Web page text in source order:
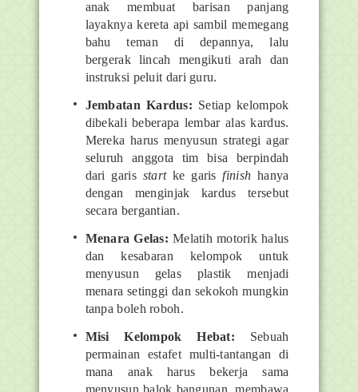
anak membuat barisan panjang
layaknya kereta api sambil memegang
bahu teman di depannya, lalu
bergerak lincah mengikuti arah dan
instruksi peluit dari guru.
Jembatan Kardus: Setiap kelompok
dibekali beberapa lembar alas kardus.
Mereka harus menyusun strategi agar
seluruh anggota tim bisa berpindah
dari garis startke garisfinish hanya
dengan menginjak kardus tersebut
secara bergantian.
Menara Gelas: Melatih motorik halus
dan kesabaran kelompok untuk
menyusun gelas plastik menjadi
menara setinggi dan sekokoh mungkin
tanpa boleh roboh.
Misi Kelompok Hebat: Sebuah
permainan estafet multi-tantangan di
mana anak harus bekerja sama
menyusun balok bangunan, membawa